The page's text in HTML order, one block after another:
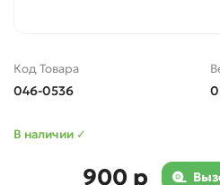
Код Товара
046-0536
В наличии ✓
900 р